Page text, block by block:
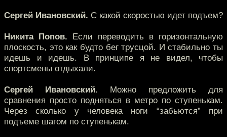
Сергей Ивановский. С какой скоростью идет подъем?
Никита Попов. Если переводить в горизонтальную
плоскость, это как будто бег трусцой. И стабильно ты
идешь и идешь. В принципе я не видел, чтобы
спортсмены отдыхали.
Сергей Ивановский. Можно предложить для
сравнения просто подняться в метро по ступенькам.
Через сколько у человека ноги “забьются” при
подъеме шагом по ступенькам.